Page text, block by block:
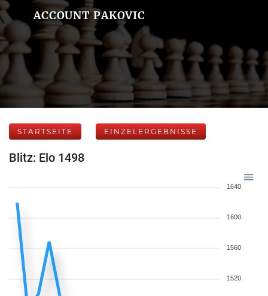
ACCOUNT PAKOVIC
STARTSEITE EINZELERGEBNISSE
Blitz: Elo 1498
1640
1600
1560
1520